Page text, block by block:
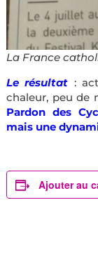
La France
Le résultat :
chaleur, peu de
Pardon des
mais une
Ajouter au